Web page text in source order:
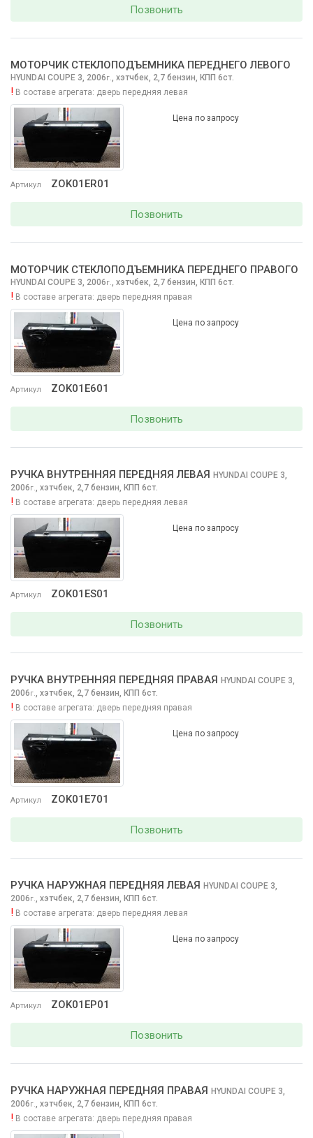
Позвонить
Артикул ZOK01ER01
МОТОРЧИК СТЕКЛОПОДЪЕМНИКА ПЕРЕДНЕГО ЛЕВОГО
HYUNDAI COUPE 3, 2006г. хэтчбек, 2,7 бензин, КПП 6ст.
! В составе агрегата: дверь передняя левая
Цена по запросу
Позвонить
Артикул ZOK01E601
МОТОРЧИК СТЕКЛОПОДЪЕМНИКА ПЕРЕДНЕГО ПРАВОГО
HYUNDAI COUPE 3, 2006г. хэтчбек, 2,7 бензин, КПП 6ст.
! В составе агрегата: дверь передняя правая
Цена по запросу
Позвонить
Артикул ZOK01ES01
РУЧКА ВНУТРЕННЯЯ ПЕРЕДНЯЯ ЛЕВАЯ HYUNDAI COUPE 3,
2006г. хэтчбек, 2,7 бензин, КПП 6ст.
! В составе агрегата: дверь передняя левая
Цена по запросу
Позвонить
Артикул ZOK01E701
РУЧКА ВНУТРЕННЯЯ ПЕРЕДНЯЯ ПРАВАЯ HYUNDAI COUPE 3,
2006г., хэтчбек, 2,7 бензин, КПП 6ст.
! В составе агрегата: дверь передняя правая
Цена по запросу
Позвонить
Артикул ZOK01EP01
РУЧКА НАРУЖНАЯ ПЕРЕДНЯЯ ЛЕВАЯ HYUNDAI COUPE 3,
2006г., хэтчбек, 2,7 бензин, КПП 6ст.
! В составе агрегата: дверь передняя левая
Цена по запросу
Позвонить
РУЧКА НАРУЖНАЯ ПЕРЕДНЯЯ ПРАВАЯ HYUNDAI COUPE 3,
2006г., хэтчбек, 2,7 бензин, КПП 6ст.
! В составе агрегата: дверь передняя правая